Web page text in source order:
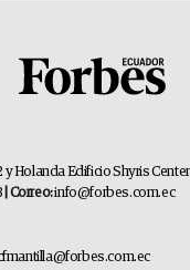
y Holanda Edificio Shyris
| Correo:info@forbes.com.ec